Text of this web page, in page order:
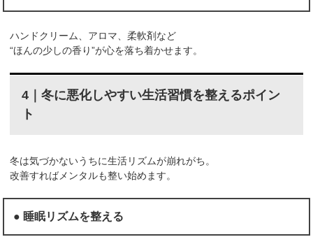
ハンドクリーム、アロマ、柔軟剤など
“ほんの少しの香り”が心を落ち着かせます。
4｜冬に悪化しやすい生活習慣を整えるポイン
ト
冬は気づかないうちに生活リズムが崩れがち。
改善すればメンタルも整い始めます。
● 睡眠リズムを整える